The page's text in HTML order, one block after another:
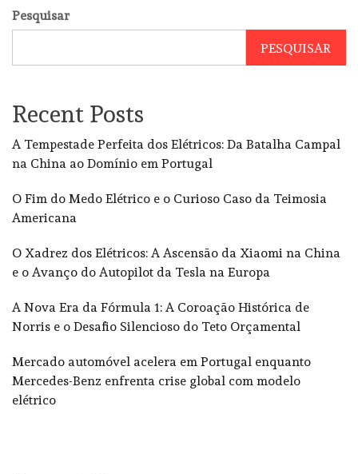
Pesquisar
PESQUISAR
Recent Posts
A Tempestade Perfeita dos Elétricos: Da Batalha Campal
na China ao Domínio em Portugal
O Fim do Medo Elétrico e o Curioso Caso da Teimosia
Americana
O Xadrez dos Elétricos: A Ascensão da Xiaomi na China
e o Avanço do Autopilot da Tesla na Europa
A Nova Era da Fórmula 1: A Coroação Histórica de
Norris e o Desafio Silencioso do Teto Orçamental
Mercado automóvel acelera em Portugal enquanto
Mercedes-Benz enfrenta crise global com modelo
elétrico